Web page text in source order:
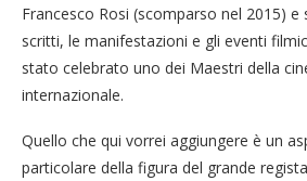
Francesco Rosi (scomparso nel 2015)
scritti, le manifestazioni e gli eventi
stato celebrato uno dei Maestri della
internazionale.
Quello che qui vorrei aggiungere è un
particolare della figura del grande